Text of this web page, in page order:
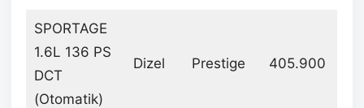
SPORTAGE
1.6L 136 PS
DCT
(Otomatik)
Dizel Prestige 405.900